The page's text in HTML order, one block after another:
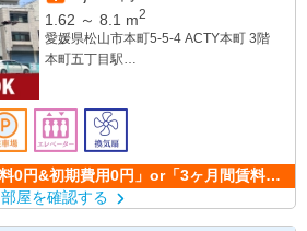
1.62 ～ 8.1 m2
愛媛県松山市本町5-5-4 ACTY本町 3階
本町五丁目駅
部屋を確認する